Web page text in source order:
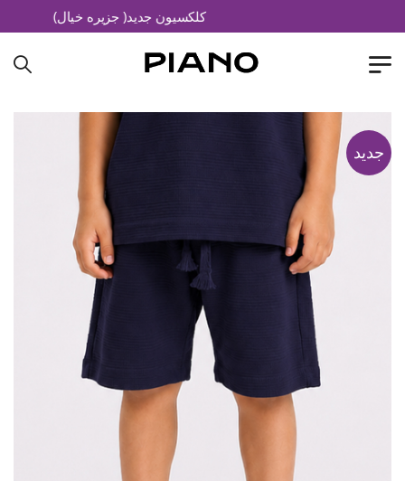
کلکسیون جدید( جزیره خیال)
جدید